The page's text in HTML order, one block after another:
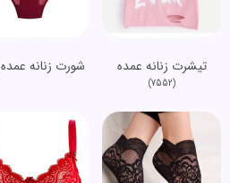
تیشرت زنانه عمده
(7552)
شورت زنانه عمده